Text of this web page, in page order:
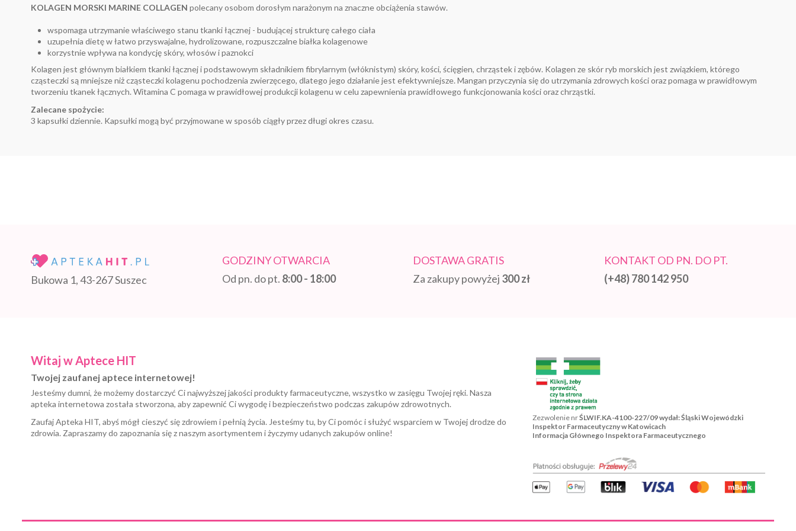
KOLAGEN MORSKI MARINE COLLAGEN polecany osobom dorosłym narażonym na znaczne obciążenia stawów.
wspomaga utrzymanie właściwego stanu tkanki łącznej - budującej strukturę całego ciała
uzupełnia dietę w łatwo przyswajalne, hydrolizowane, rozpuszczalne białka kolagenowe
korzystnie wpływa na kondycję skóry, włosów i paznokci
Kolagen jest głównym białkiem tkanki łącznej i podstawowym składnikiem fibrylarnym (włóknistym) skóry, kości, ścięgien, chrząstek i zębów. Kolagen ze skór ryb morskich jest związkiem, którego
cząsteczki są mniejsze niż cząsteczki kolagenu pochodzenia zwierzęcego, dlatego jego działanie jest efektywniejsze. Mangan przyczynia się do utrzymania zdrowych kości oraz pomaga w prawidłowym
tworzeniu tkanek łącznych. Witamina C pomaga w prawidłowej produkcji kolagenu w celu zapewnienia prawidłowego funkcjonowania kości oraz chrząstki.
Zalecane spożycie:
3 kapsułki dziennie. Kapsułki mogą być przyjmowane w sposób ciągły przez długi okres czasu.
Bukowa 1, 43-267 Suszec
GODZINY OTWARCIA
Od pn. do pt. 8:00 - 18:00
DOSTAWA GRATIS
Za zakupy powyżej 300 zł
KONTAKT OD PN. DO PT.
(+48) 780 142 950
Witaj w Aptece HIT
Twojej zaufanej aptece internetowej!
Jesteśmy dumni, że możemy dostarczyć Ci najwyższej jakości produkty farmaceutyczne, wszystko w zasięgu Twojej ręki. Nasza
apteka internetowa została stworzona, aby zapewnić Ci wygodę i bezpieczeństwo podczas zakupów zdrowotnych.
Zaufaj Apteka HIT, abyś mógł cieszyć się zdrowiem i pełnią życia. Jesteśmy tu, by Ci pomóc i służyć wsparciem w Twojej drodze do
zdrowia. Zapraszamy do zapoznania się z naszym asortymentem i życzymy udanych zakupów online!
Zezwolenie nrŚLWIF.KA-4100-227/09 wydał: Śląski Wojewódzki
Inspektor Farmaceutyczny w Katowicach
Informacja Głównego Inspektora Farmaceutycznego